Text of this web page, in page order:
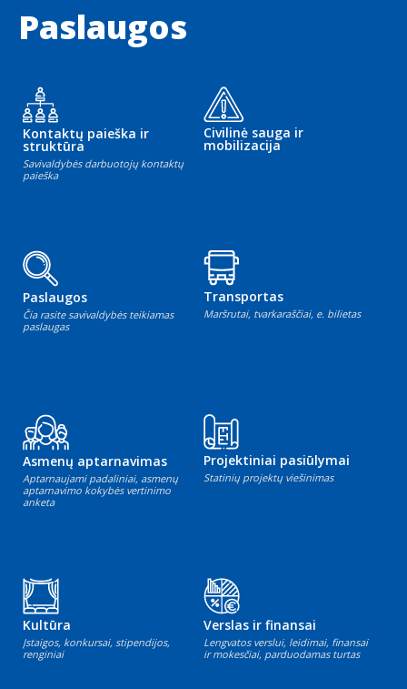
Paslaugos
Kontaktų paieška ir
struktūra
Savivaldybės darbuotojų kontaktų
paieška
Civilinė sauga ir
mobilizacija
Paslaugos
Čia rasite savivaldybės teikiamas
paslaugas
Transportas
Maršrutai, tvarkaraščiai, e. bilietas
Asmenų aptarnavimas
Aptarnaujami padaliniai, asmenų
aptarnavimo kokybės vertinimo
anketa
Projektiniai pasiūlymai
Statinių projektų viešinimas
Kultūra
Įstaigos, konkursai, stipendijos,
renginiai
Verslas ir finansai
Lengvatos verslui, leidimai, finansai
ir mokesčiai, parduodamas turtas